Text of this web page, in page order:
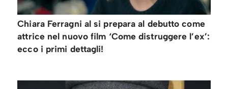
Chiara Ferragni al si prepara al debutto come
attrice nel nuovo film ‘Come distruggere l’ex’:
ecco i primi dettagli!